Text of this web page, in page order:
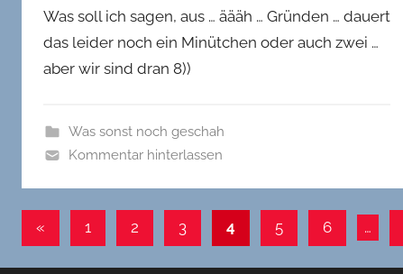
Was soll ich sagen, aus … äääh … Gründen … dauert
das leider noch ein Minütchen oder auch zwei …
aber wir sind dran 8))
Was sonst noch geschah
Kommentar hinterlassen
Seitennummerierung
« Vorherige
1 2 3 4 5 6 …